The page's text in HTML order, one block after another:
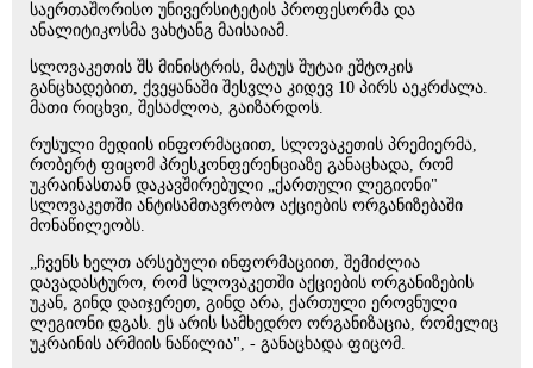
საერთაშორისო უნივერსიტეტის პროფესორმა და
ანალიტიკოსმა ვახტანგ მაისაიამ.
სლოვაკეთის შს მინისტრის, მატუს შუტაი ეშტოკის
განცხადებით, ქვეყანაში შესვლა კიდევ 10 პირს აეკრძალა.
მათი რიცხვი, შესაძლოა, გაიზარდოს.
რუსული მედიის ინფორმაციით, სლოვაკეთის პრემიერმა,
რობერტ ფიცომ პრესკონფერენციაზე განაცხადა, რომ
უკრაინასთან დაკავშირებული „ქართული ლეგიონი"
სლოვაკეთში ანტისამთავრობო აქციების ორგანიზებაში
მონაწილეობს.
„ჩვენს ხელთ არსებული ინფორმაციით, შემიძლია
დავადასტურო, რომ სლოვაკეთში აქციების ორგანიზების
უკან, გინდ დაიჯერეთ, გინდ არა, ქართული ეროვნული
ლეგიონი დგას. ეს არის სამხედრო ორგანიზაცია, რომელიც
უკრაინის არმიის ნაწილია", - განაცხადა ფიცომ.